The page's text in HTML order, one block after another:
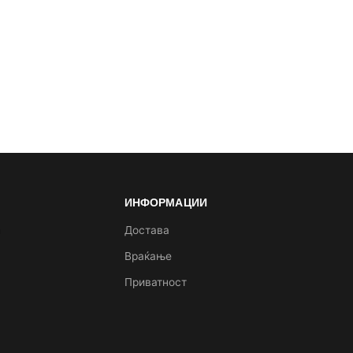
ИНФОРМАЦИИ
Достава
Враќање
Приватност